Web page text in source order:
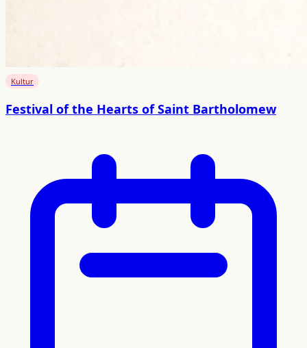
Kultur
Festival of the Hearts of Saint Bartholomew